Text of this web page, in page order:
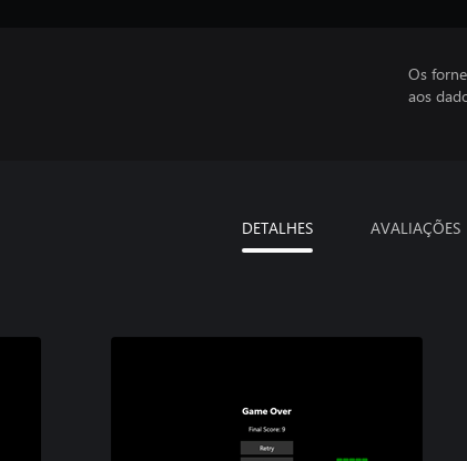
Os
aos
DETALHES AVALIAÇÕES